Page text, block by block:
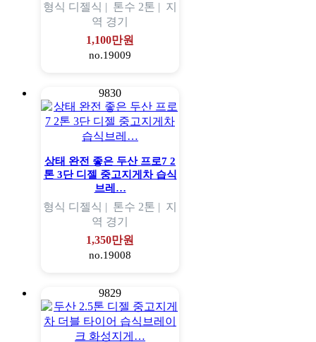
형식 디젤식 | 톤수 2톤 | 지
역 경기
1,100만원
no.19009
9830
상태 완전 좋은 두산 프로7 2
톤 3단 디젤 중고지게차 습식
브레…
형식 디젤식 | 톤수 2톤 | 지
역 경기
1,350만원
no.19008
9829